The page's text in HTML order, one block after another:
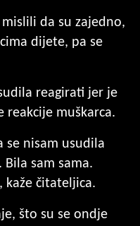
da su zajedno,
dijete, pa se
reagirati jer je
reakcije muškarca.
se nisam usudila
sam sama.
kaže čitateljica.
što su se ondje